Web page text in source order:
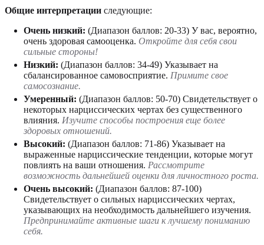
Общие интерпретации следующие:
Очень низкий: (Диапазон баллов: 20-33) У вас, вероятно,
очень здоровая самооценка. Откройте для себя свои
сильные стороны!
Низкий: (Диапазон баллов: 34-49) Указывает на
сбалансированное самовосприятие. Примите свое
самосознание.
Умеренный: (Диапазон баллов: 50-70) Свидетельствует о
некоторых нарциссических чертах без существенного
влияния. Изучите способы построения еще более
здоровых отношений.
Высокий: (Диапазон баллов: 71-86) Указывает на
выраженные нарциссические тенденции, которые могут
повлиять на ваши отношения. Рассмотрите
возможность дальнейшей оценки для личностного роста.
Очень высокий: (Диапазон баллов: 87-100)
Свидетельствует о сильных нарциссических чертах,
указывающих на необходимость дальнейшего изучения.
Предпринимайте активные шаги к лучшему пониманию
себя.